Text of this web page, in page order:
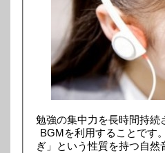
勉強の集中力を長時間持続
BGMを利用することです
ぎ」という性質を持つ自然